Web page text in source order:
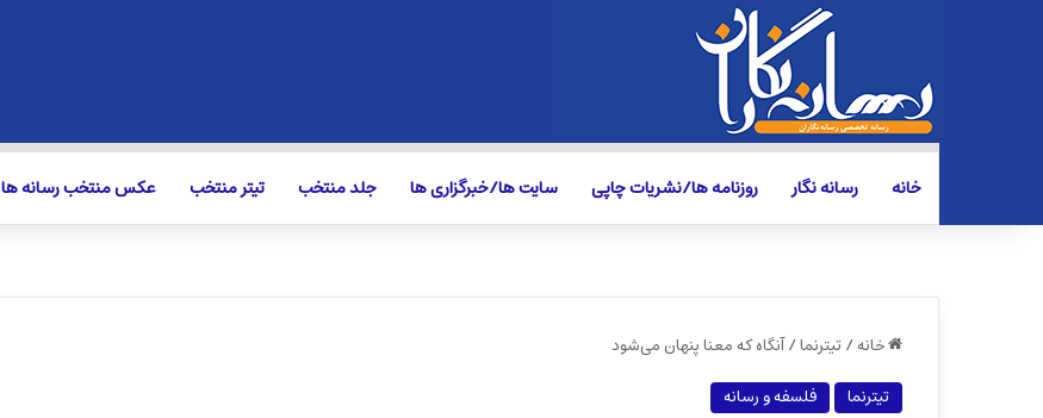
خانه رسانه نگار روزنامه ها/نشریات چاپی سایت ها/خبرگزاری ها جلد منتخب تیتر منتخب عکس منتخب رسانه ها
خانه/تیترنما/آنگاه که معنا پنهان می‌شود
تیترنما
فلسفه و رسانه